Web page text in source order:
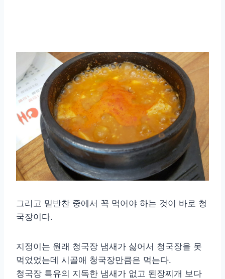
그리고 밑반찬 중에서 꼭 먹어야 하는 것이 바로 청
국장이다.
지정이는 원래 청국장 냄새가 싫어서 청국장을 못
먹었었는데 시골애 청국장만큼은 먹는다.
청국장 특유의 지독한 냄새가 없고 된장찌개 보다